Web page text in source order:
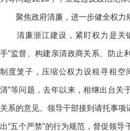
聚焦政府清廉，进一步健全权力
清廉浙江建设，紧盯权力是关
手”监督、构建亲清政商关系、防止
制度笼子，压缩公权力设租寻租空
清”等问题，去年以来，相继出台关
关系的意见、领导干部接到请托事项
出“五个严禁”的行为规范，督促领导